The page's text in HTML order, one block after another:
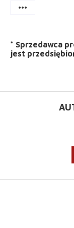
more_horiz
* Sprzedawca
jest